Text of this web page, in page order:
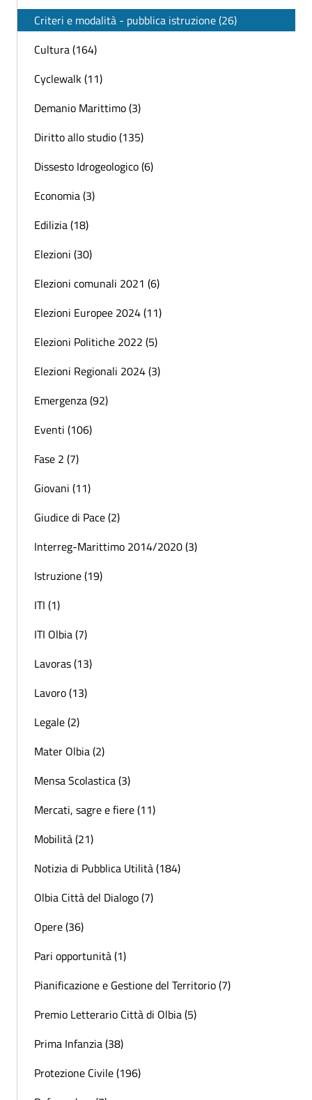
Criteri e modalità - pubblica istruzione (26)
Cultura (164)
Cyclewalk (11)
Demanio Marittimo (3)
Diritto allo studio (135)
Dissesto Idrogeologico (6)
Economia (3)
Edilizia (18)
Elezioni (30)
Elezioni comunali 2021 (6)
Elezioni Europee 2024 (11)
Elezioni Politiche 2022 (5)
Elezioni Regionali 2024 (3)
Emergenza (92)
Eventi (106)
Fase 2 (7)
Giovani (11)
Giudice di Pace (2)
Interreg-Marittimo 2014/2020 (3)
Istruzione (19)
ITI (1)
ITI Olbia (7)
Lavoras (13)
Lavoro (13)
Legale (2)
Mater Olbia (2)
Mensa Scolastica (3)
Mercati, sagre e fiere (11)
Mobilità (21)
Notizia di Pubblica Utilità (184)
Olbia Città del Dialogo (7)
Opere (36)
Pari opportunità (1)
Pianificazione e Gestione del Territorio (7)
Premio Letterario Città di Olbia (5)
Prima Infanzia (38)
Protezione Civile (196)